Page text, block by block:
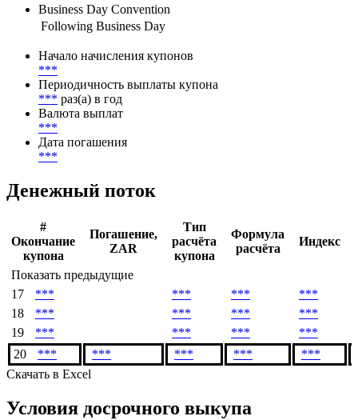
Business Day Convention
Following Business Day
Начало начисления купонов
***
Периодичность выплаты купона
*** раз(а) в год
Валюта выплат
***
Дата погашения
***
Денежный поток
#
Окончание
купона
Погашение,
ZAR
Тип
расчёта
купона
Формула
расчёта
Индекс
Показать предыдущие
17
*** *** *** ***
18
*** *** *** ***
19
*** *** *** ***
20
*** *** *** *** ***
Скачать в Excel
Условия досрочного выкупа